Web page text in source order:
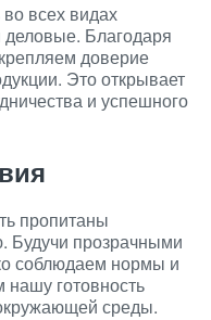
всех видах
Благодаря
доверие
Это открывает
и успешного
пропитаны
Будучи прозрачными
соблюдаем нормы и
готовность
среды.